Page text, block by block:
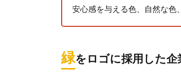
1.2.1.
スター
バック
1.2.2.
モスバ
安心感を与える色、自然な色
緑をロゴに採用した企